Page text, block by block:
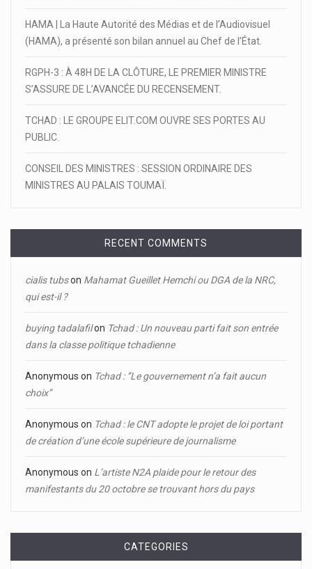
HAMA | La Haute Autorité des Médias et de l’Audiovisuel
(HAMA), a présenté son bilan annuel au Chef de l’État.
RGPH-3 : À 48H DE LA CLÔTURE, LE PREMIER MINISTRE
S’ASSURE DE L’AVANCÉE DU RECENSEMENT.
TCHAD : LE GROUPE ELIT.COM OUVRE SES PORTES AU
PUBLIC.
CONSEIL DES MINISTRES : SESSION ORDINAIRE DES
MINISTRES AU PALAIS TOUMAÏ.
RECENT COMMENTS
cialis tubson Mahamat Gueillet Hemchi ou DGA de la NRC,
qui est-il ?
buying tadalafilon Tchad : Un nouveau parti fait son entrée
dans la classe politique tchadienne
Anonymous on Tchad : ‘’Le gouvernement n’a fait aucun
choix’’
Anonymous on Tchad : le CNT adopte le projet de loi portant
de création d’une école supérieure de journalisme
Anonymous on L’artiste N2A plaide pour le retour des
manifestants du 20 octobre se trouvant hors du pays
CATEGORIES